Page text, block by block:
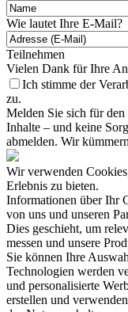
Wie lautet Ihre E-Mail?
Teilnehmen
Vielen Dank für Ihre
Ich stimme der
zu.
Melden Sie sich für
Inhalte – und keine
abmelden. Wir
Wir verwenden
Erlebnis zu bieten.
Informationen über Ihr
von uns und unseren
Dies geschieht, um
messen und unsere
Sie können Ihre
Technologien werden
und personalisierte
erstellen und